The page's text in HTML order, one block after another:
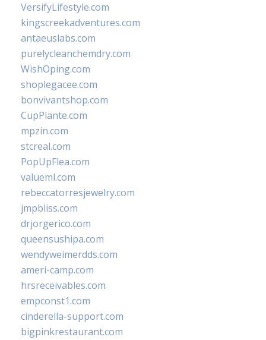
VersifyLifestyle.com
kingscreekadventures.com
antaeuslabs.com
purelycleanchemdry.com
WishOping.com
shoplegacee.com
bonvivantshop.com
CupPlante.com
mpzin.com
stcreal.com
PopUpFlea.com
valueml.com
rebeccatorresjewelry.com
jmpbliss.com
drjorgerico.com
queensushipa.com
wendyweimerdds.com
ameri-camp.com
hrsreceivables.com
empconst1.com
cinderella-support.com
bigpinkrestaurant.com